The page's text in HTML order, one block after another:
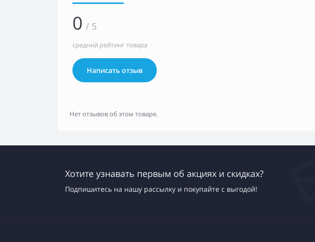
0 / 5
средний рейтинг товара
Написать отзыв
Нет отзывов об этом товаре.
Хотите узнавать первым об акциях и скидках?
Подпишитесь на нашу рассылку и покупайте с выгодой!